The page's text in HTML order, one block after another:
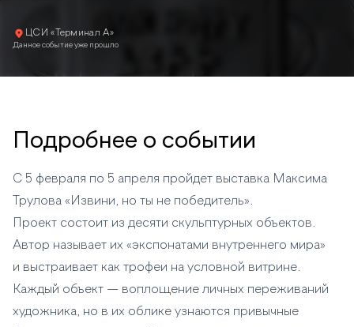
ЦСИ «Терминал А»
Данное событие уже прошло
Подробнее о событии
С 5 февраля по 5 апреля пройдет выставка Максима
Трулова «Извини, но ты не победитель».
Проект состоит из десяти скульптурных объектов.
Автор называет их «экспонатами внутреннего мира»
и выстраивает как трофеи на условной витрине.
Каждый объект — воплощение личных переживаний
художника, но в их облике узнаются привычные